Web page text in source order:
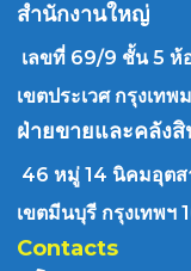
สำนักงานใหญ่
เลขที่ 69/9 ชั้น 5 ห้
เขตประเวศ กรุงเท
ฝ่ายขายและคลัง
46 หมู่ 14 นิคมอุตส
เขตมีนบุรี กรุงเทพฯ
Contacts